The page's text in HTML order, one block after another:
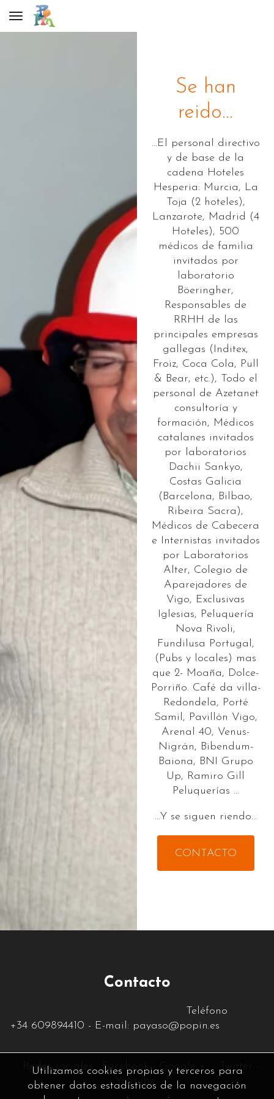
Toggle navigation
Se han
reido...
…El personal directivo
y de base de la
cadena Hoteles
Hesperia: Murcia, La
Toja (2 hoteles),
Lanzarote, Madrid (4
Hoteles), 500
médicos de familia
invitados por
laboratorio
Böeringher,
Responsables de
RRHH de las
principales empresas
gallegas (Inditex,
Froiz, Coca Cola, Pull
& Bear, etc.), Todo el
personal de Azetanet
consultoría y
formación, Médicos
catalanes invitados
por laboratorios
Dachii Sankyo,
Costas Galicia
(Barcelona, Bilbao,
Ribeira Sacra),
Médicos de Cabecera
e Internistas invitados
por Laboratorios
Alter, Colegio de
Aparejadores de
Vigo, Exclusivas
Iglesias, Peluquería
Nova Rivoli,
Fundilusa Portugal,
(Pubs y locales) mas
que 2- Moaña, Dolce-
Porriño. Café da villa-
Redondela, Porté
Samil, Pavillón Vigo,
Arenal 40, Venus-
Nigrán, Bibendum-
Baiona, BNI Grupo
Up, Ramiro Gill
Peluquerías …
…Y se siguen riendo…
CONTACTO
Contacto
Teléfono
+34 609894410 - E-mail: payaso@popin.es
Re des sociales : Facebook - Google +
Youtube
Utilizamos cookies propias y terceros para
obtener datos estadísticos de la navegación